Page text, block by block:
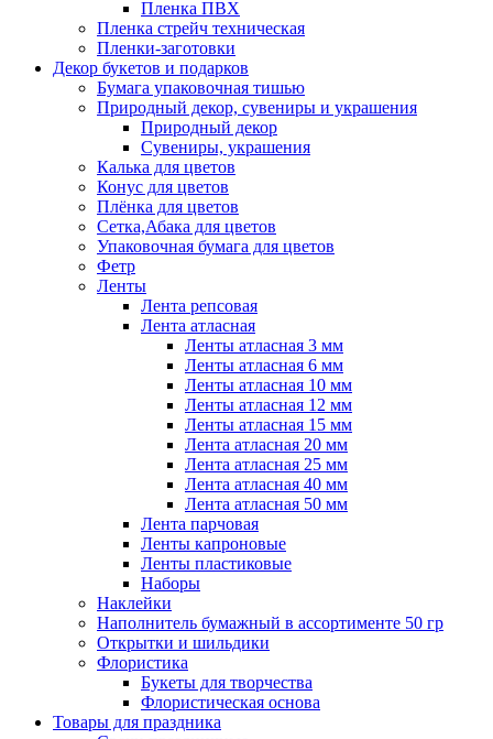
Пленка ПВХ
Пленка стрейч техническая
Пленки-заготовки
Декор букетов и подарков
Бумага упаковочная тишью
Природный декор, сувениры и украшения
Природный декор
Сувениры, украшения
Калька для цветов
Конус для цветов
Плёнка для цветов
Сетка,Абака для цветов
Упаковочная бумага для цветов
Фетр
Ленты
Лента репсовая
Лента атласная
Ленты атласная 3 мм
Ленты атласная 6 мм
Ленты атласная 10 мм
Ленты атласная 12 мм
Ленты атласная 15 мм
Лента атласная 20 мм
Лента атласная 25 мм
Лента атласная 40 мм
Лента атласная 50 мм
Лента парчовая
Ленты капроновые
Ленты пластиковые
Наборы
Наклейки
Наполнитель бумажный в ассортименте 50 гр
Открытки и шильдики
Флористика
Букеты для творчества
Флористическая основа
Товары для праздника